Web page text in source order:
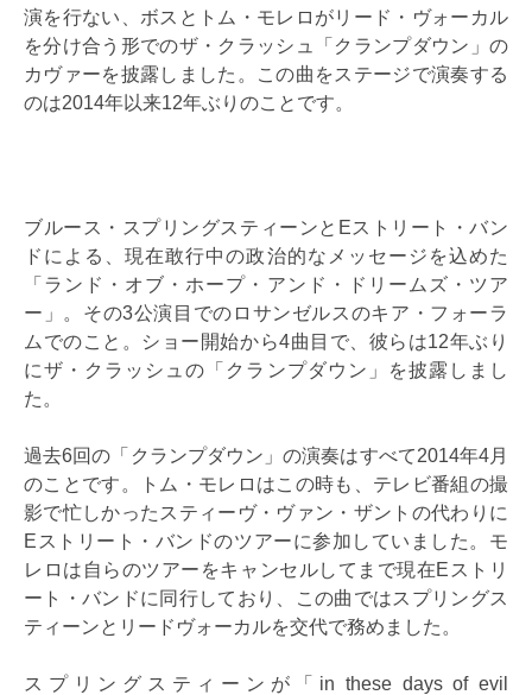
演を行ない、ボスとトム・モレロがリード・ヴォーカル
を分け合う形でのザ・クラッシュ「クランプダウン」の
カヴァーを披露しました。この曲をステージで演奏する
のは2014年以来12年ぶりのことです。
ブルース・スプリングスティーンとEストリート・バン
ドによる、現在敢行中の政治的なメッセージを込めた
「ランド・オブ・ホープ・アンド・ドリームズ・ツア
ー」。その3公演目でのロサンゼルスのキア・フォーラ
ムでのこと。ショー開始から4曲目で、彼らは12年ぶり
にザ・クラッシュの「クランプダウン」を披露しまし
た。
過去6回の「クランプダウン」の演奏はすべて2014年4月
のことです。トム・モレロはこの時も、テレビ番組の撮
影で忙しかったスティーヴ・ヴァン・ザントの代わりに
Eストリート・バンドのツアーに参加していました。モ
レロは自らのツアーをキャンセルしてまで現在Eストリ
ート・バンドに同行しており、この曲ではスプリングス
ティーンとリードヴォーカルを交代で務めました。
スプリングスティーンが「in these days of evil